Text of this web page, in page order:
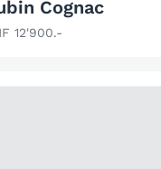
Cognac
12'900.-